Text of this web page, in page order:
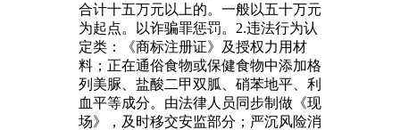
合计十五万元以上的。一般以五十万元
为起点。以诈骗罪惩罚。2.违法行为认
定类：《商标注册证》及授权力用材
料；正在通俗食物或保健食物中添加格
列美脲、盐酸二甲双胍、硝苯地平、利
血平等成分。由法律人员同步制做《现
场》，及时移交安监部分；严沉风险消